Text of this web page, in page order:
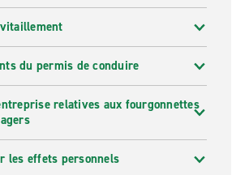
du permis de conduire
relatives aux fourgonnettes
les effets personnels